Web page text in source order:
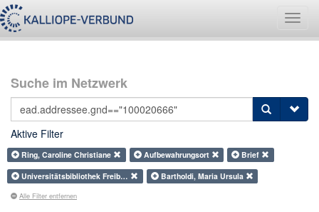
Suche im Netzwerk
Aktive Filter
Ring, Caroline Christiane Aufbewahrungsort
Brief
Universitätsbibliothek Freib…
Bartholdi, Maria Ursula
Alle Filter entfernen